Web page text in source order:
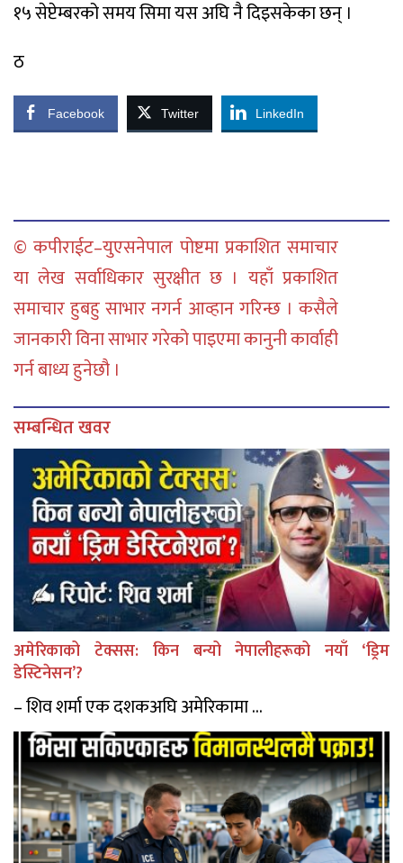
१५ सेप्टेम्बरको समय सिमा यस अघि नै दिइसकेका छन् ।
ठ
Facebook Twitter LinkedIn
© कपीराईट–युएसनेपाल पोष्टमा प्रकाशित समाचार
या लेख सर्वाधिकार सुरक्षीत छ । यहाँ प्रकाशित
समाचार हुबहु साभार नगर्न आव्हान गरिन्छ । कसैले
जानकारी विना साभार गरेको पाइएमा कानुनी कार्वाही
गर्न बाध्य हुनेछौ ।
सम्बन्धित खवर
अमेरिकाको टेक्सस: किन बन्यो नेपालीहरूको नयाँ ‘ड्रिम
डेस्टिनेसन’?
– शिव शर्मा एक दशकअघि अमेरिकामा ...